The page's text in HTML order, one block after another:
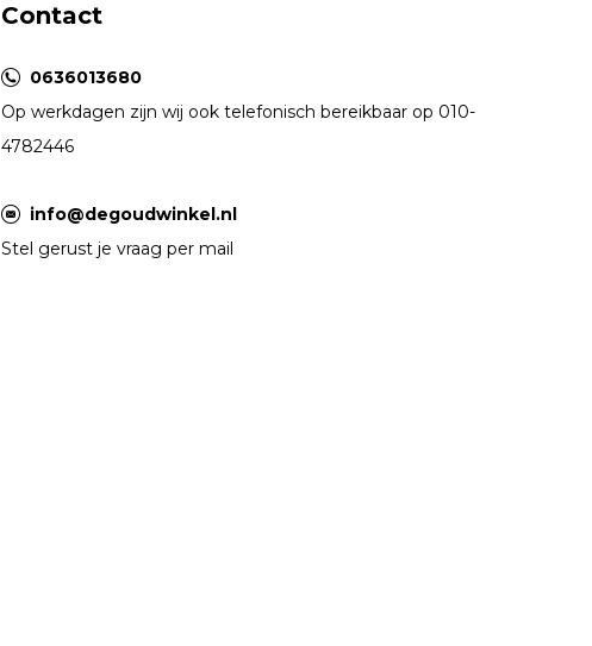
Contact
0636013680
Op werkdagen zijn wij ook telefonisch bereikbaar op 010-
4782446
info@degoudwinkel.nl
Stel gerust je vraag per mail